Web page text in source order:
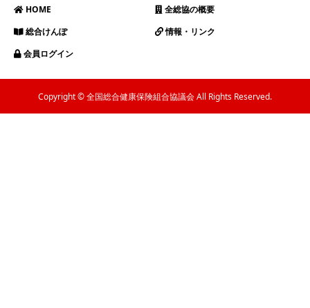
HOME
全総協の概要
総合けんぽ
情報・リンク
会員ログイン
Copyright © 全国総合健康保険組合協議会 All Rights Reserved.